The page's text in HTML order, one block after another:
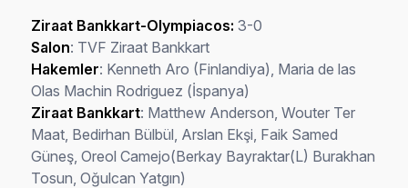
Ziraat Bankkart-Olympiacos:3-0
Salon: TVF Ziraat Bankkart
Hakemler: Kenneth Aro (Finlandiya), Maria de las
Olas Machin Rodriguez (İspanya)
Ziraat Bankkart: Matthew Anderson, Wouter Ter
Maat, Bedirhan Bülbül, Arslan Ekşi, Faik Samed
Güneş, Oreol Camejo(Berkay Bayraktar(L) Burakhan
Tosun, Oğulcan Yatgın)